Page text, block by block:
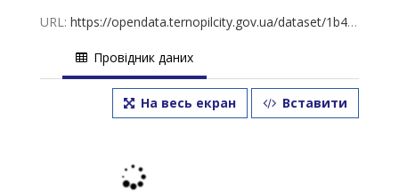
URL: https://opendata.ternopilcity.gov.ua/dataset/1b48b810-5bc2-4c02-802e-3c282b6f5c30/resource/79d30b5b-62b5-453a-9311-7a9a133ee792/download/-2025.xlsx
Провідник даних
На весь екран Вставити